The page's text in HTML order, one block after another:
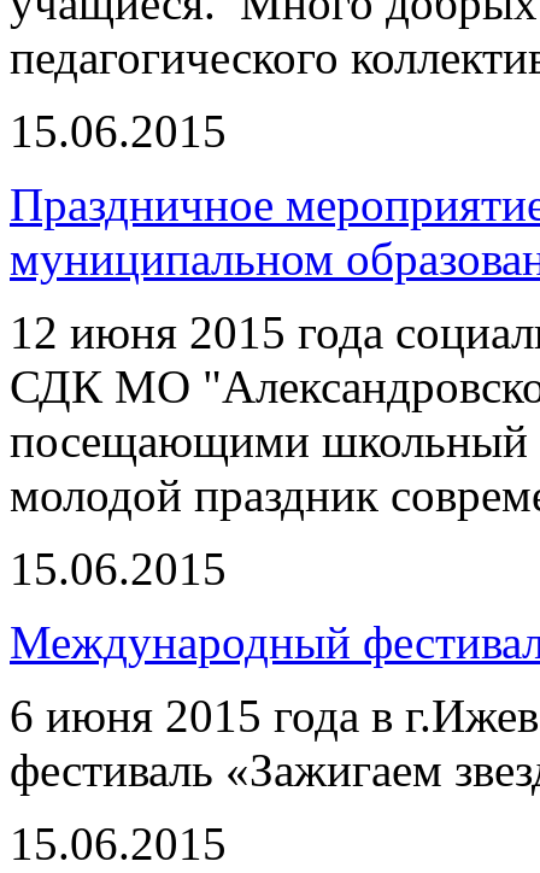
педагогического
15.06.2015
Праздничное
муниципальном
12 июня 2015 года
СДК МО
посещающими школьный
молодой праздник
15.06.2015
Международный
6 июня 2015 года в
фестиваль «Зажигаем
15.06.2015